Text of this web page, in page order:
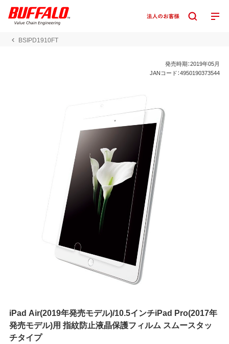
BSIPD1910FT
発売時期：2019年05月
JANコード：4950190373544
iPad Air(2019年発売モデル)/10.5インチiPad Pro(2017年
発売モデル)用 指紋防止液晶保護フィルム スムースタッ
チタイプ